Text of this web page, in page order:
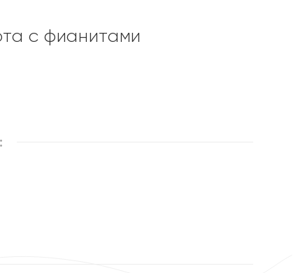
с фианитами